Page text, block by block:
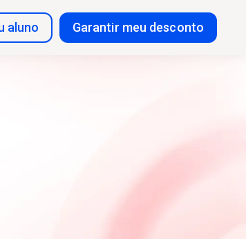
aluno Garantir meu desconto